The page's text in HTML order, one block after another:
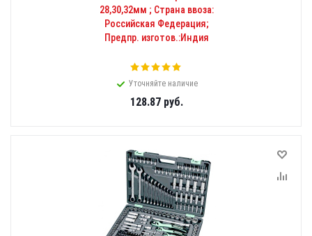
28,30,32мм ; Страна ввоза:
Российская Федерация;
Предпр. изготов.:Индия
Уточняйте наличие
128.87руб.